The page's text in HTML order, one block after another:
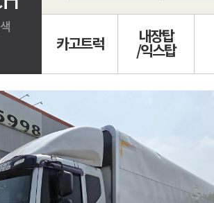
카고트럭
내장탑
/익스탑